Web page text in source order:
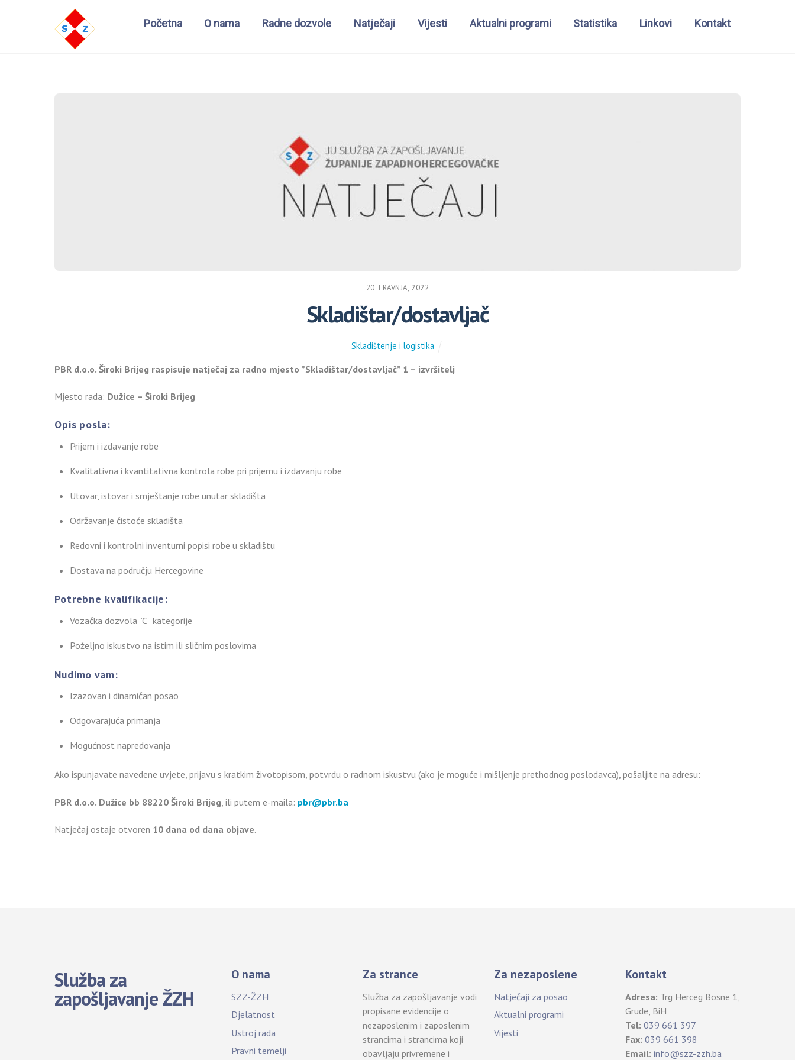
Početna O nama Radne dozvole Natječaji Vijesti Aktualni programi Statistika Linkovi Kontakt
20 TRAVNJA, 2022
Skladištar/dostavljač
Skladištenje i logistika
PBR d.o.o. Široki Brijeg raspisuje natječaj za radno mjesto ”Skladištar/dostavljač” 1 – izvršitelj
Mjesto rada: Dužice – Široki Brijeg
Opis posla:
Prijem i izdavanje robe
Kvalitativna i kvantitativna kontrola robe pri prijemu i izdavanju robe
Utovar, istovar i smještanje robe unutar skladišta
Održavanje čistoće skladišta
Redovni i kontrolni inventurni popisi robe u skladištu
Dostava na području Hercegovine
Potrebne kvalifikacije:
Vozačka dozvola ”C” kategorije
Poželjno iskustvo na istim ili sličnim poslovima
Nudimo vam:
Izazovan i dinamičan posao
Odgovarajuća primanja
Mogućnost napredovanja
Ako ispunjavate navedene uvjete, prijavu s kratkim životopisom, potvrdu o radnom iskustvu (ako je moguće i mišljenje prethodnog poslodavca), pošaljite na adresu:
PBR d.o.o. Dužice bb 88220 Široki Brijeg , ili putem e-maila: pbr@pbr.ba
Natječaj ostaje otvoren 10 dana od dana objave.
Služba za
zapošljavanje ŽZH
O nama
SZZ-ŽZH
Djelatnost
Ustroj rada
Pravni temelji
Za strance
Služba za zapošljavanje vodi
propisane evidencije o
nezaposlenim i zaposlenim
strancima i strancima koji
obavljaju privremene i
Za nezaposlene
Natječaji za posao
Aktualni programi
Vijesti
Kontakt
Adresa: Trg Herceg Bosne 1,
Grude, BiH
Tel: 039 661 397
Fax: 039 661 398
Email: info@szz-zzh.ba